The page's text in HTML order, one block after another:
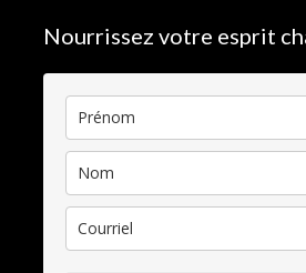
Nourrissez votre esprit